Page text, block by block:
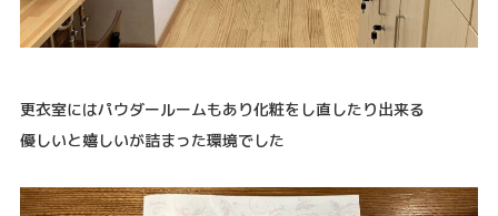
更衣室にはパウダールームもあり化粧をし直したり出来る
優しいと嬉しいが詰まった環境でした